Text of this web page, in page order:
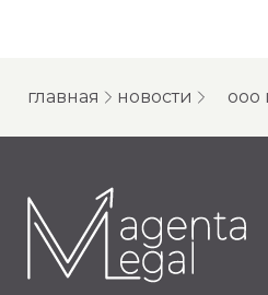
главная новости